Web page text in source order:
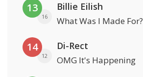
13
16
Billie Eilish
What Was I Made For?
14
12
Di-Rect
OMG It's Happening